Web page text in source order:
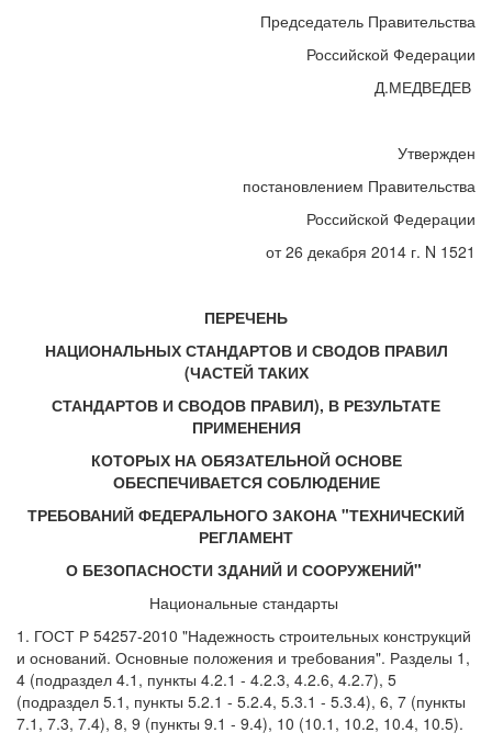
Председатель Правительства
Российской Федерации
Д.МЕДВЕДЕВ
Утвержден
постановлением Правительства
Российской Федерации
от 26 декабря 2014 г. N 1521
ПЕРЕЧЕНЬ
НАЦИОНАЛЬНЫХ СТАНДАРТОВ И СВОДОВ ПРАВИЛ
(ЧАСТЕЙ ТАКИХ
СТАНДАРТОВ И СВОДОВ ПРАВИЛ), В РЕЗУЛЬТАТЕ
ПРИМЕНЕНИЯ
КОТОРЫХ НА ОБЯЗАТЕЛЬНОЙ ОСНОВЕ
ОБЕСПЕЧИВАЕТСЯ СОБЛЮДЕНИЕ
ТРЕБОВАНИЙ ФЕДЕРАЛЬНОГО ЗАКОНА "ТЕХНИЧЕСКИЙ
РЕГЛАМЕНТ
О БЕЗОПАСНОСТИ ЗДАНИЙ И СООРУЖЕНИЙ"
Национальные стандарты
1. ГОСТ Р 54257-2010 "Надежность строительных конструкций
и оснований. Основные положения и требования". Разделы 1,
4 (подраздел 4.1, пункты 4.2.1 - 4.2.3, 4.2.6, 4.2.7), 5
(подраздел 5.1, пункты 5.2.1 - 5.2.4, 5.3.1 - 5.3.4), 6, 7 (пункты
7.1, 7.3, 7.4), 8, 9 (пункты 9.1 - 9.4), 10 (10.1, 10.2, 10.4, 10.5).